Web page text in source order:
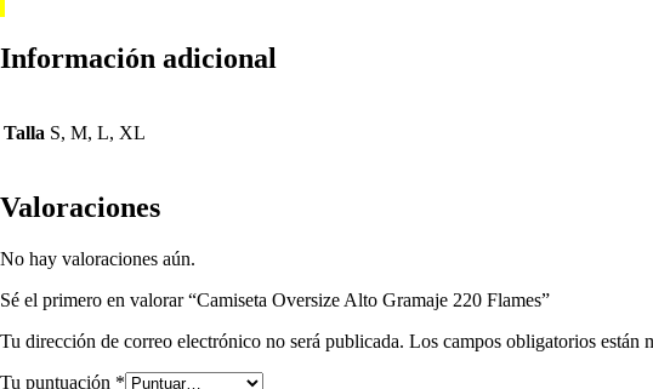
Información adicional
Talla S, M, L, XL
Valoraciones
No hay valoraciones aún.
Sé el primero en valorar “Camiseta Oversize Alto Gramaje 220 Flames”
Tu dirección de correo electrónico no será publicada. Los campos obligatorios están
Tu puntuación *